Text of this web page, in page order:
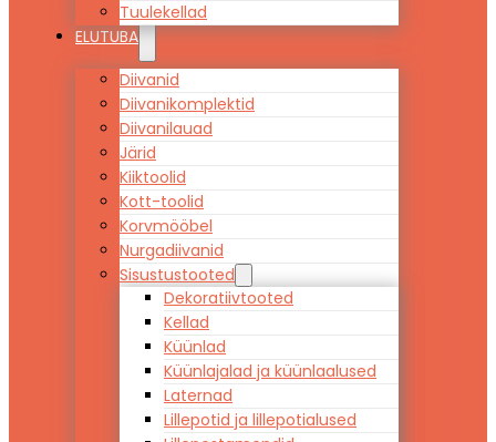
Tuulekellad
ELUTUBA
Diivanid
Diivanikomplektid
Diivanilauad
Järid
Kiiktoolid
Kott-toolid
Korvmööbel
Nurgadiivanid
Sisustustooted
Dekoratiivtooted
Kellad
Küünlad
Küünlajalad ja küünlaalused
Laternad
Lillepotid ja lillepotialused